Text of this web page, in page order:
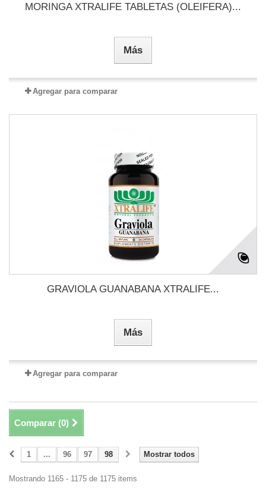
MORINGA XTRALIFE TABLETAS (OLEIFERA)...
Más
Agregar para comparar
GRAVIOLA GUANABANA XTRALIFE...
Más
Agregar para comparar
Comparar (0)
Mostrar todos
1 ... 96 97 98
Mostrando 1165 - 1175 de 1175 items